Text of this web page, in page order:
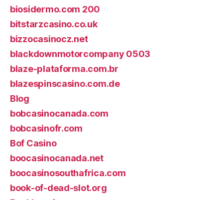
biosidermo.com 200
bitstarzcasino.co.uk
bizzocasinocz.net
blackdownmotorcompany 0503
blaze-plataforma.com.br
blazespinscasino.com.de
Blog
bobcasinocanada.com
bobcasinofr.com
Bof Casino
boocasinocanada.net
boocasinosouthafrica.com
book-of-dead-slot.org